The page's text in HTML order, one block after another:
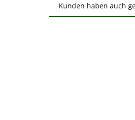
Kunden haben auch